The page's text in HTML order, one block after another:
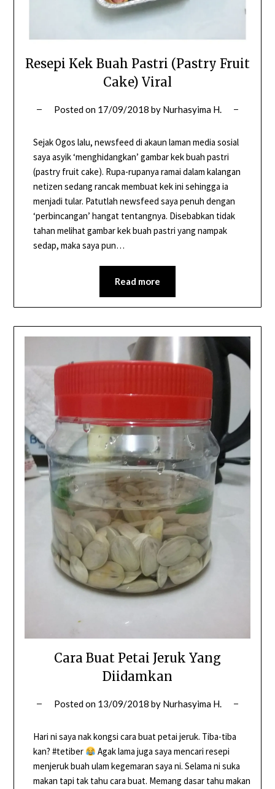
Resepi Kek Buah Pastri (Pastry Fruit
Cake) Viral
Posted on 17/09/2018 by Nurhasyima H.
Sejak Ogos lalu, newsfeed di akaun laman media sosial
saya asyik ‘menghidangkan’ gambar kek buah pastri
(pastry fruit cake). Rupa-rupanya ramai dalam kalangan
netizen sedang rancak membuat kek ini sehingga ia
menjadi tular. Patutlah newsfeed saya penuh dengan
‘perbincangan’ hangat tentangnya. Disebabkan tidak
tahan melihat gambar kek buah pastri yang nampak
sedap, maka saya pun…
Read more
Cara Buat Petai Jeruk Yang
Diidamkan
Posted on 13/09/2018 by Nurhasyima H.
Hari ni saya nak kongsi cara buat petai jeruk. Tiba-tiba
kan? #tetiber
Agak lama juga saya mencari resepi
menjeruk buah ulam kegemaran saya ni. Selama ni suka
makan tapi tak tahu cara buat. Memang dasar tahu makan